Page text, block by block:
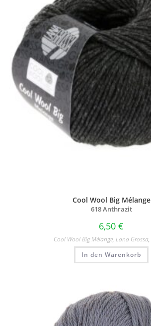
Cool Wool Big Mélange
618 Anthrazit
6,50 €
Cool Wool Big Mélange, Lana Grossa,
In den Warenkorb